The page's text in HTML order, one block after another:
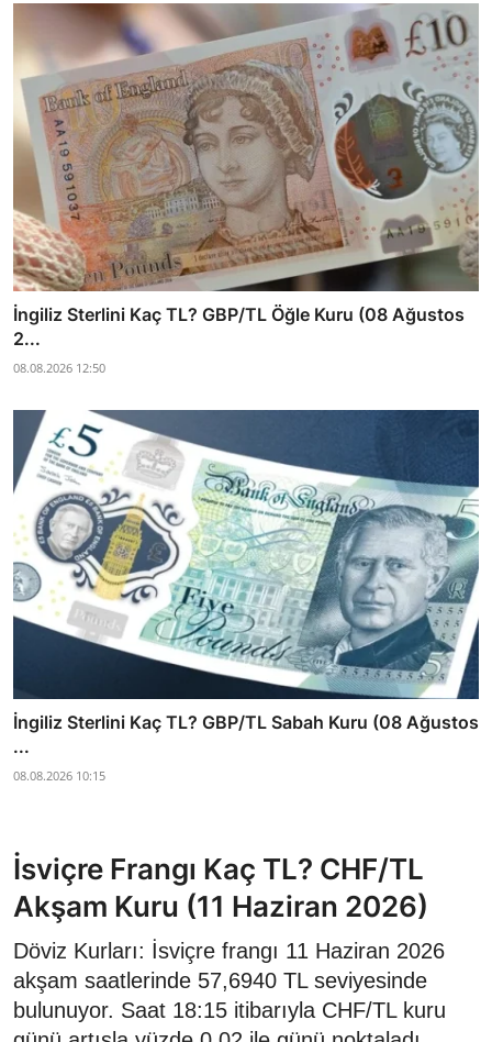
İngiliz Sterlini Kaç TL? GBP/TL Öğle Kuru (08 Ağustos
2...
08.08.2026 12:50
İngiliz Sterlini Kaç TL? GBP/TL Sabah Kuru (08 Ağustos
...
08.08.2026 10:15
İsviçre Frangı Kaç TL? CHF/TL
Akşam Kuru (11 Haziran 2026)
Döviz Kurları: İsviçre frangı 11 Haziran 2026
akşam saatlerinde 57,6940 TL seviyesinde
bulunuyor. Saat 18:15 itibarıyla CHF/TL kuru